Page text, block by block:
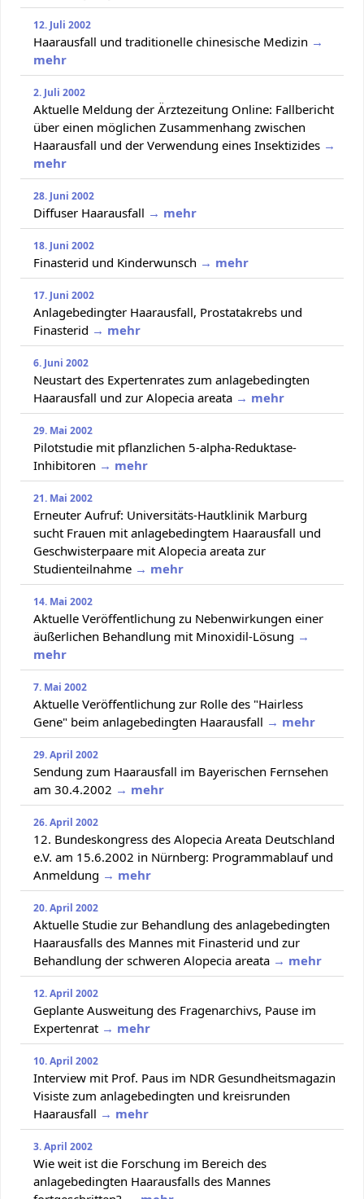
12. Juli 2002
Haarausfall und traditionelle chinesische Medizin →
mehr
2. Juli 2002
Aktuelle Meldung der Ärztezeitung Online: Fallbericht
über einen möglichen Zusammenhang zwischen
Haarausfall und der Verwendung eines Insektizides →
mehr
28. Juni 2002
Diffuser Haarausfall → mehr
18. Juni 2002
Finasterid und Kinderwunsch → mehr
17. Juni 2002
Anlagebedingter Haarausfall, Prostatakrebs und
Finasterid → mehr
6. Juni 2002
Neustart des Expertenrates zum anlagebedingten
Haarausfall und zur Alopecia areata → mehr
29. Mai 2002
Pilotstudie mit pflanzlichen 5-alpha-Reduktase-
Inhibitoren → mehr
21. Mai 2002
Erneuter Aufruf: Universitäts-Hautklinik Marburg
sucht Frauen mit anlagebedingtem Haarausfall und
Geschwisterpaare mit Alopecia areata zur
Studienteilnahme → mehr
14. Mai 2002
Aktuelle Veröffentlichung zu Nebenwirkungen einer
äußerlichen Behandlung mit Minoxidil-Lösung →
mehr
7. Mai 2002
Aktuelle Veröffentlichung zur Rolle des "Hairless
Gene" beim anlagebedingten Haarausfall → mehr
29. April 2002
Sendung zum Haarausfall im Bayerischen Fernsehen
am 30.4.2002 → mehr
26. April 2002
12. Bundeskongress des Alopecia Areata Deutschland
e.V. am 15.6.2002 in Nürnberg: Programmablauf und
Anmeldung → mehr
20. April 2002
Aktuelle Studie zur Behandlung des anlagebedingten
Haarausfalls des Mannes mit Finasterid und zur
Behandlung der schweren Alopecia areata → mehr
12. April 2002
Geplante Ausweitung des Fragenarchivs, Pause im
Expertenrat → mehr
10. April 2002
Interview mit Prof. Paus im NDR Gesundheitsmagazin
Visiste zum anlagebedingten und kreisrunden
Haarausfall → mehr
3. April 2002
Wie weit ist die Forschung im Bereich des
anlagebedingten Haarausfalls des Mannes